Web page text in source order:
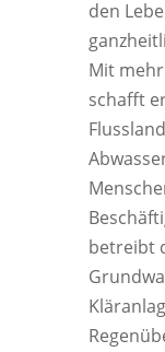
den
Mit
schafft
betreibt